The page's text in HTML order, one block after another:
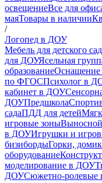
освещениеВсе для
маяТовары в наличии
/
Логопед в ДОУ
Мебель для детского
для ДОУЯсельная
образованиеОснащение
по ФГОСПсихолог в
кабинет в ДОУ
ДОУПредшкола
садаПДД для детей
игровые зоныВыносной
в ДОУИгрушки и
бизибордыГорки,
оборудование
моделирование в ДОУ
ДОУСюжетно-ролевые